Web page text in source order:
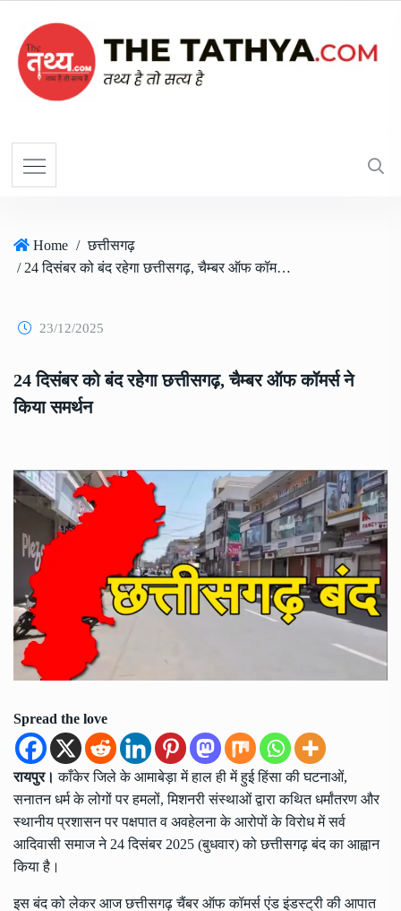
Home / छत्तीसगढ़
/ 24 दिसंबर को बंद रहेगा छत्तीसगढ़, चैम्बर ऑफ कॉमर्स ने किया समर्थन
23/12/2025
24 दिसंबर को बंद रहेगा छत्तीसगढ़, चैम्बर ऑफ कॉमर्स ने
किया समर्थन
Spread the love
रायपुर। काँकेर जिले के आमाबेड़ा में हाल ही में हुई हिंसा की घटनाओं,
सनातन धर्म के लोगों पर हमलों, मिशनरी संस्थाओं द्वारा कथित धर्मांतरण और
स्थानीय प्रशासन पर पक्षपात व अवहेलना के आरोपों के विरोध में सर्व
आदिवासी समाज ने 24 दिसंबर 2025 (बुधवार) को छत्तीसगढ़ बंद का आह्वान
किया है।
इस बंद को लेकर आज छत्तीसगढ़ चैंबर ऑफ कॉमर्स एंड इंडस्ट्री की आपात